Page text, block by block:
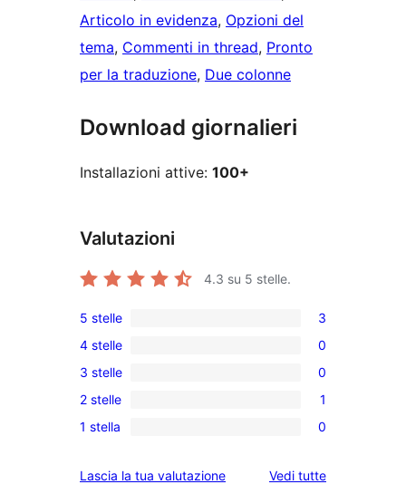
Articolo in evidenza, Opzioni del
tema, Commenti in thread, Pronto
per la traduzione, Due colonne
Download giornalieri
Installazioni attive: 100+
Valutazioni
4.3 su 5 stelle.
3
recensioni
a
5-
stelle
5 stelle 3
0
recensioni
a
4-
4 stelle 0
0
recensioni
a
stelle
3 stelle 0
1
2-
a
2 stelle 1
0
a
1 stella 0
Lascia la tua valutazione Vedi tuttele